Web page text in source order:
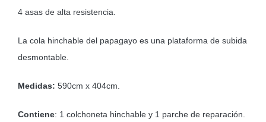
4 asas de alta resistencia.
La cola hinchable del papagayo es una plataforma de subida
desmontable.
Medidas: 590cm x 404cm.
Contiene: 1 colchoneta hinchable y 1 parche de reparación.